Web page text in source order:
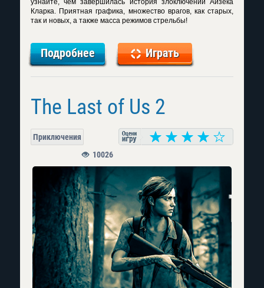
узнайте, чем завершилась история злоключений Айзека
Кларка. Приятная графика, множество врагов, как старых,
так и новых, а также масса режимов стрельбы!
Подробнее Играть
The Last of Us 2
Приключения
10026